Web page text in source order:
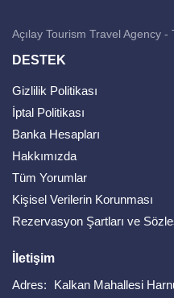
Açılay Tourism Travel Agency
DESTEK
Gizlilik Politikası
İptal Politikası
Banka Hesapları
Hakkımızda
Tüm Yorumlar
Kişisel Verilerin Korunması
Rezervasyon Şartları ve
İletişim
Adres:
Kalkan Mahallesi